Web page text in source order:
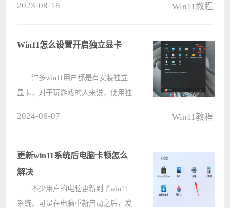
入任何内容，这该怎么办？下面我们
2023-08-18 Win11教程
Win11怎么设置开启独立显卡
许多win11用户都是有安装独立
显卡，对于玩游戏的人来说，使用独
题，今日的win11教程就来和大伙分
享详细????
2024-06-07 Win11教程
更新win11系统后电脑卡顿怎么
解决
不少用户的电脑更新到了win11
系统，可是在电脑重新启动之后，发